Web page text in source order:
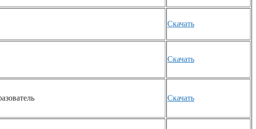
Скачать
Скачать
Скачать